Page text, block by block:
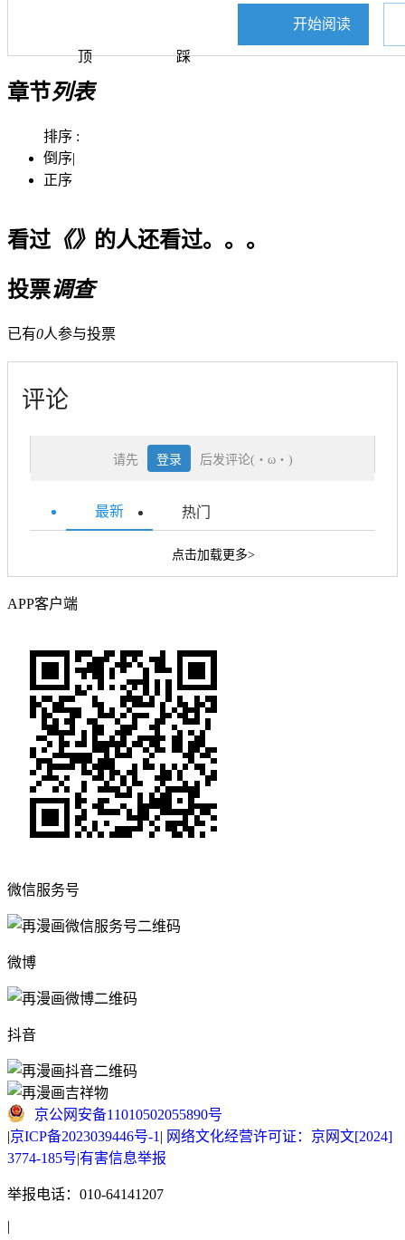
顶 踩
开始阅读
章节列表
排序 :
倒序|
正序
看过《》 的人还看过。。。
投票调查
已有0人参与投票
评论
请先 登录 后发评论(・ω・)
最新 热门
点击加载更多>
APP客户端
微信服务号
微博
抖音
京公网安备11010502055890号
|京ICP备2023039446号-1 | 网络文化经营许可证：京网文[2024]
3774-185号|有害信息举报
举报电话：010-64141207
|